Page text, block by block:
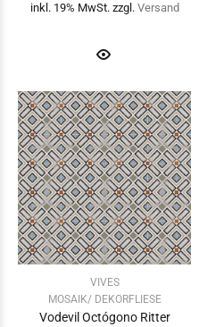
inkl. 19% MwSt. zzgl. Versand
VIVES
MOSAIK/ DEKORFLIESE
Vodevil Octógono Ritter